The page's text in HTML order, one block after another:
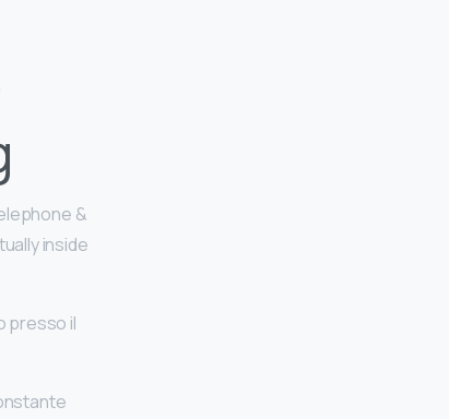
&
inside
presso il